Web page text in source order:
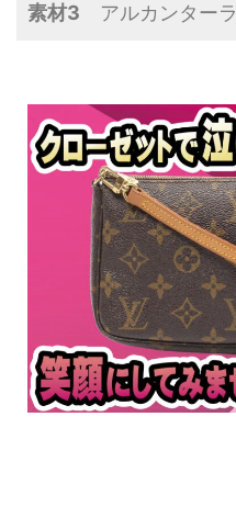
素材3 アルカンターラ